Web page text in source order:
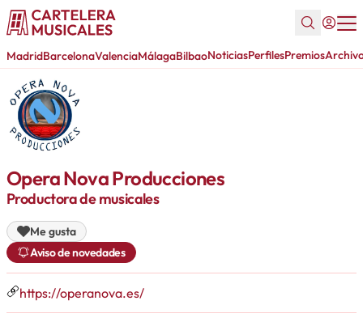
MadridBarcelonaValenciaMálagaBilbaoNoticiasPerfilesPremios
Opera Nova Producciones
Productora de musicales
Me gusta
Aviso de novedades
https://operanova.es/